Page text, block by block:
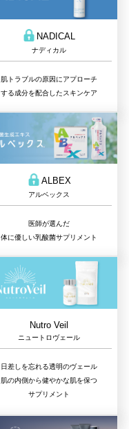
NADICAL
ナディカル
肌トラブルの原因にアプローチ
する成分を配合したスキンケア
ALBEX
アルベックス
医師が選んだ
体に優しい乳酸菌サプリメント
Nutro Veil
ニュートロヴェール
日差しを忘れる透明のヴェール
肌の内側から健やかな肌を保つ
サプリメント